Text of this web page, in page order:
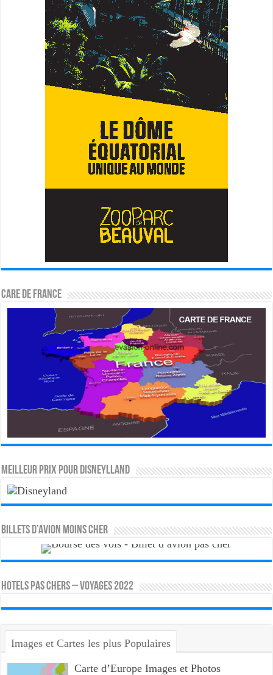
CARE DE FRANCE
MEILLEUR PRIX POUR DISNEYLLAND
Billets d’avion moins cher
HOTELS PAS CHERS – VOYAGES 2022
Images et Cartes les plus Populaires
Carte d’Europe Images et Photos